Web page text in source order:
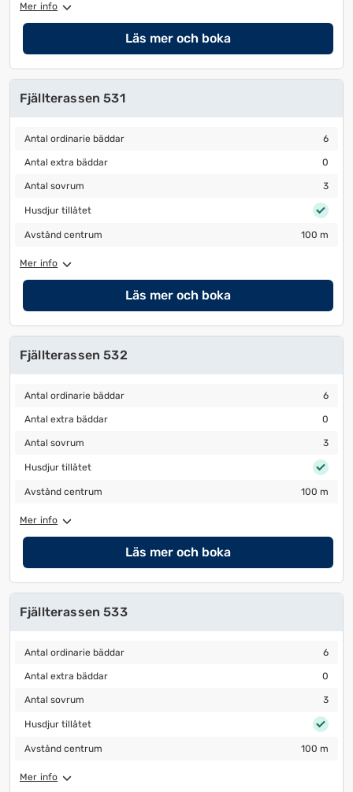
Mer info
Läs mer och boka
Fjällterassen 531
Antal ordinarie bäddar
Antal ordinarie bäddar 6
Antal extra bäddar
Antal extra bäddar 0
Antal sovrum
Antal sovrum 3
Husdjur tillåtet
Husdjur tillåtet
Avstånd centrum
Avstånd centrum 100 m
Mer info
Läs mer och boka
Fjällterassen 532
Antal ordinarie bäddar
Antal ordinarie bäddar 6
Antal extra bäddar
Antal extra bäddar 0
Antal sovrum
Antal sovrum 3
Husdjur tillåtet
Husdjur tillåtet
Avstånd centrum
Avstånd centrum 100 m
Mer info
Läs mer och boka
Fjällterassen 533
Antal ordinarie bäddar
Antal ordinarie bäddar 6
Antal extra bäddar
Antal extra bäddar 0
Antal sovrum
Antal sovrum 3
Husdjur tillåtet
Husdjur tillåtet
Avstånd centrum
Avstånd centrum 100 m
Mer info